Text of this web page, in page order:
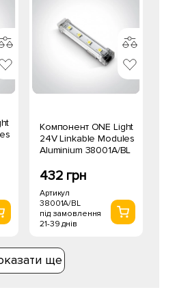
Компонент ONE Light
24V Linkable Modules
Aluminium 38001A/BL
432 грн
Артикул
38001A/BL
під замовлення
21-39 днів
ще